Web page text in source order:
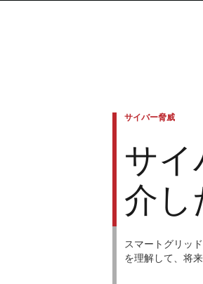
サイバー脅威
サ
介し
スマートグリッ
を理解して、将